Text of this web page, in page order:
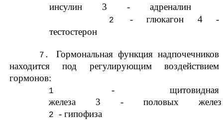
инсулин 3 - адреналин
- глюкагон 4 -
тестостерон
Гормональная функция надпочечников
находится под регулирующим воздействием
гормонов:
- щитовидная
железа 3 - половых желез
- гипофиза